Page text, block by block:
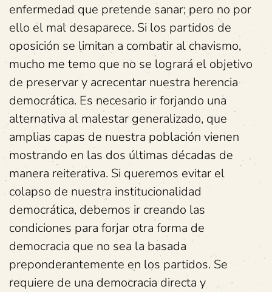
enfermedad que pretende sanar; pero no por
ello el mal desaparece. Si los partidos de
oposición se limitan a combatir al chavismo,
mucho me temo que no se logrará el objetivo
de preservar y acrecentar nuestra herencia
democrática. Es necesario ir forjando una
alternativa al malestar generalizado, que
amplias capas de nuestra población vienen
mostrando en las dos últimas décadas de
manera reiterativa. Si queremos evitar el
colapso de nuestra institucionalidad
democrática, debemos ir creando las
condiciones para forjar otra forma de
democracia que no sea la basada
preponderantemente en los partidos. Se
requiere de una democracia directa y